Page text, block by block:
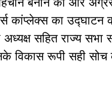
कांप्लेक्स का
सहित राज्य सभा
विकास रूपी सही सोच